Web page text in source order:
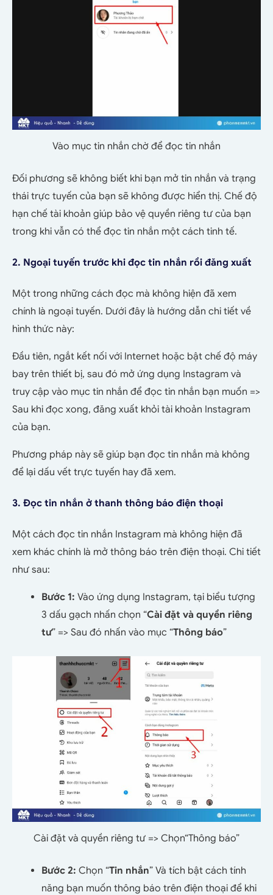
Vào mục tin nhắn chờ để đọc tin nhắn
Đối phương sẽ không biết khi bạn mở tin nhắn và trạng
thái trực tuyến của bạn sẽ không được hiển thị. Chế độ
hạn chế tài khoản giúp bảo vệ quyền riêng tư của bạn
trong khi vẫn có thể đọc tin nhắn một cách tinh tế.
2. Ngoại tuyến trước khi đọc tin nhắn rồi đăng xuất
Một trong những cách đọc mà không hiện đã xem
chính là ngoại tuyến. Dưới đây là hướng dẫn chi tiết về
hình thức này:
Đầu tiên, ngắt kết nối với Internet hoặc bật chế độ máy
bay trên thiết bị, sau đó mở ứng dụng Instagram và
truy cập vào mục tin nhắn để đọc tin nhắn bạn muốn =>
Sau khi đọc xong, đăng xuất khỏi tài khoản Instagram
của bạn.
Phương pháp này sẽ giúp bạn đọc tin nhắn mà không
để lại dấu vết trực tuyến hay đã xem.
3. Đọc tin nhắn ở thanh thông báo điện thoại
Một cách đọc tin nhắn Instagram mà không hiện đã
xem khác chính là mở thông báo trên điện thoại. Chi tiết
như sau:
Bước 1: Vào ứng dụng Instagram, tại biểu tượng
3 dấu gạch nhấn chọn “Cài đặt và quyền riêng
tư” => Sau đó nhấn vào mục “Thông báo”
Cài đặt và quyền riêng tư => Chọn“Thông báo”
Bước 2: Chọn “Tin nhắn” Và tích bật cách tính
năng bạn muốn thông báo trên điện thoại để khi